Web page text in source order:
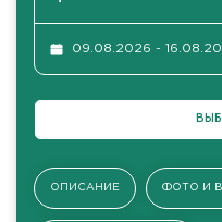
09.08.2026 -
ОПИСАНИЕ ФОТО И